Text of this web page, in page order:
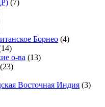
(7)
Борнео (4)
о-ва (13)
(23)
Восточная Индия (3)